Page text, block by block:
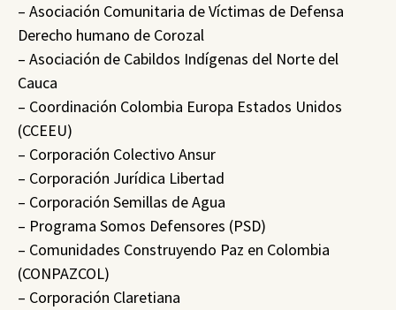
– Asociación Comunitaria de Víctimas de Defensa
Derecho humano de Corozal
– Asociación de Cabildos Indígenas del Norte del
Cauca
– Coordinación Colombia Europa Estados Unidos
(CCEEU)
– Corporación Colectivo Ansur
– Corporación Jurídica Libertad
– Corporación Semillas de Agua
– Programa Somos Defensores (PSD)
– Comunidades Construyendo Paz en Colombia
(CONPAZCOL)
– Corporación Claretiana